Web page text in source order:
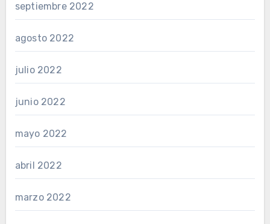
septiembre 2022
agosto 2022
julio 2022
junio 2022
mayo 2022
abril 2022
marzo 2022